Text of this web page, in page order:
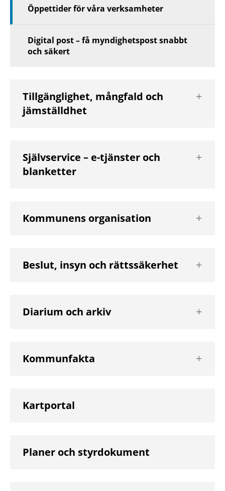
Öppettider för våra verksamheter
Digital post – få myndighetspost snabbt
och säkert
Tillgänglighet, mångfald och
jämställdhet
nästa
Självservice – e-tjänster och
blanketter
nästa
Kommunens organisation
nästa
Beslut, insyn och rättssäkerhet
nästa
Diarium och arkiv
nästa
Kommunfakta
nästa
Kartportal
Planer och styrdokument